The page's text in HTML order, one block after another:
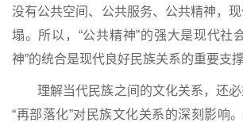
没有公共空间、公共服务、公共精神，
塌。所以，“公共精神”的强大是现代社
神”的统合是现代良好民族关系的重要支撑
理解当代民族之间的文化关系，还
“再部落化”对民族文化关系的深刻影响